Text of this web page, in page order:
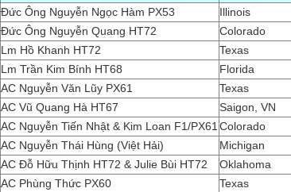
Đức Ông Nguyễn Ngọc Hàm PX53 Illinois
Đức Ông Nguyễn Quang HT72 Colorado
Lm Hồ Khanh HT72 Texas
Lm Trần Kim Bính HT68 Florida
AC Nguyễn Văn Lũy PX61 Texas
AC Vũ Quang Hà HT67 Saigon, VN
AC Nguyễn Tiến Nhật & Kim Loan F1/PX61 Colorado
AC Nguyễn Thái Hùng (Việt Hải) Michigan
AC Đỗ Hữu Thịnh HT72 & Julie Bùi HT72 Oklahoma
AC Phùng Thức PX60 Texas